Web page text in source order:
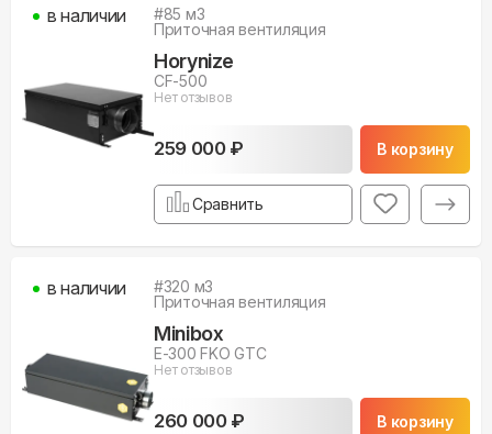
#85 м3
Приточная вентиляция
Horynize
CF-500
Нет отзывов
259 000 ₽ В корзину
в наличии
Сравнить
#320 м3
Приточная вентиляция
Minibox
E-300 FKO GTC
Нет отзывов
260 000 ₽ В корзину
в наличии